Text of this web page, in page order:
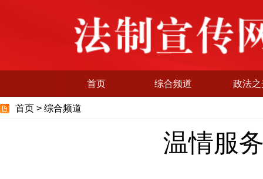
首页 综合频道 政法之
首页 > 综合频道
温情服